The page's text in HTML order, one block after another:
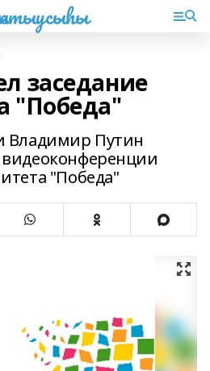
заседание
"Победа"
Владимир Путин
"Победа"